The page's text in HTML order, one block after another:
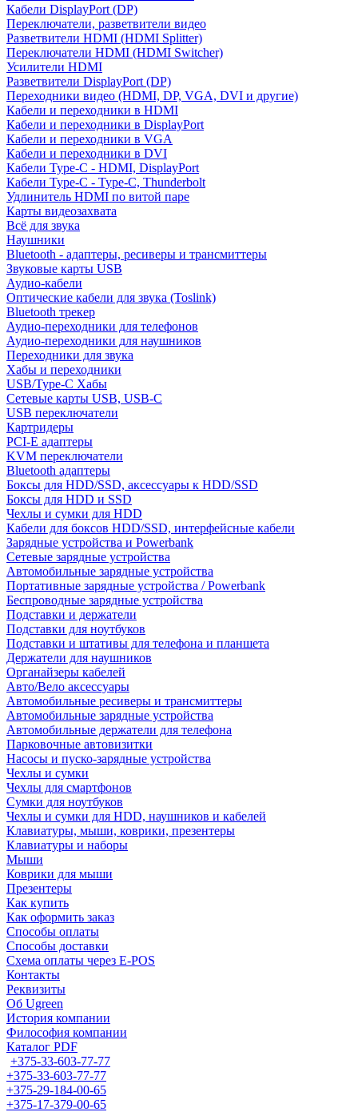
Кабели DisplayPort (DP)
Переключатели, разветвители видео
Разветвители HDMI (HDMI Splitter)
Переключатели HDMI (HDMI Switcher)
Усилители HDMI
Разветвители DisplayPort (DP)
Переходники видео (HDMI, DP, VGA, DVI и другие)
Кабели и переходники в HDMI
Кабели и переходники в DisplayPort
Кабели и переходники в VGA
Кабели и переходники в DVI
Кабели Type-C - HDMI, DisplayPort
Кабели Type-C - Type-C, Thunderbolt
Удлинитель HDMI по витой паре
Карты видеозахвата
Всё для звука
Наушники
Bluetooth - адаптеры, ресиверы и трансмиттеры
Звуковые карты USB
Аудио-кабели
Оптические кабели для звука (Toslink)
Bluetooth трекер
Аудио-переходники для телефонов
Аудио-переходники для наушников
Переходники для звука
Хабы и переходники
USB/Type-C Хабы
Сетевые карты USB, USB-C
USB переключатели
Картридеры
PCI-E адаптеры
KVM переключатели
Bluetooth адаптеры
Боксы для HDD/SSD, аксессуары к HDD/SSD
Боксы для HDD и SSD
Чехлы и сумки для HDD
Кабели для боксов HDD/SSD, интерфейсные кабели
Зарядные устройства и Powerbank
Сетевые зарядные устройства
Автомобильные зарядные устройства
Портативные зарядные устройства / Powerbank
Беспроводные зарядные устройства
Подставки и держатели
Подставки для ноутбуков
Подставки и штативы для телефона и планшета
Держатели для наушников
Органайзеры кабелей
Авто/Вело аксессуары
Автомобильные ресиверы и трансмиттеры
Автомобильные зарядные устройства
Автомобильные держатели для телефона
Парковочные автовизитки
Насосы и пуско-зарядные устройства
Чехлы и сумки
Чехлы для смартфонов
Сумки для ноутбуков
Чехлы и сумки для HDD, наушников и кабелей
Клавиатуры, мыши, коврики, презентеры
Клавиатуры и наборы
Мыши
Коврики для мыши
Презентеры
Как купить
Как оформить заказ
Способы оплаты
Способы доставки
Схема оплаты через E-POS
Контакты
Реквизиты
Об Ugreen
История компании
Философия компании
Каталог PDF
+375-33-603-77-77
+375-33-603-77-77
+375-29-184-00-65
+375-17-379-00-65